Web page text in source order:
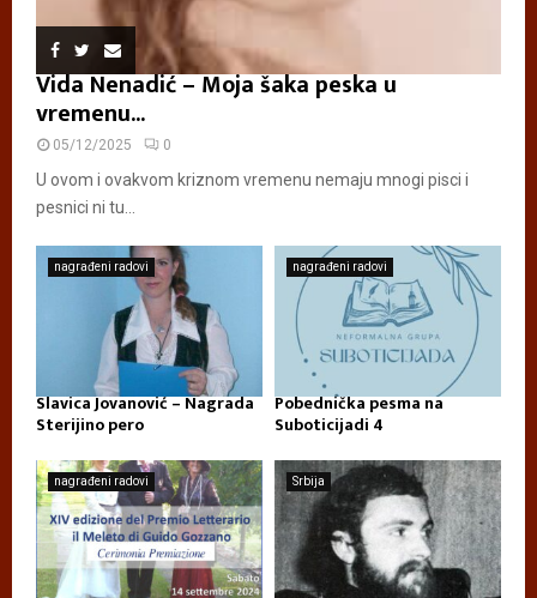
Vida Nenadić – Moja šaka peska u
vremenu...
05/12/2025 0
U ovom i ovakvom kriznom vremenu nemaju mnogi pisci i
pesnici ni tu...
nagrađeni radovi
Slavica Jovanović – Nagrada
Sterijino pero
nagrađeni radovi
Pobednička pesma na
Suboticijadi 4
nagrađeni radovi Srbija